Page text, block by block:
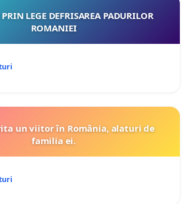
LEGE DEFRISAREA PADURILOR
ROMANIEI
un viitor în România, alaturi de
familia ei.